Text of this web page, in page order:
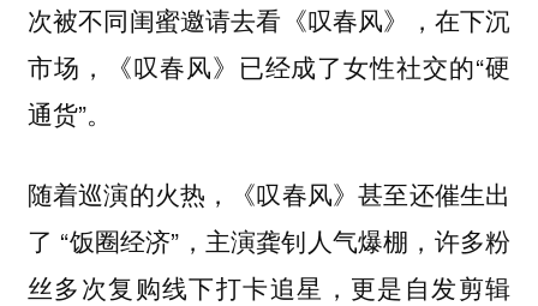
次被不同闺蜜邀请去看《叹春风》，在下沉
市场，《叹春风》已经成了女性社交的“硬
通货”。
随着巡演的火热，《叹春风》甚至还催生出
了 “饭圈经济”，主演龚钊人气爆棚，许多粉
丝多次复购线下打卡追星，更是自发剪辑